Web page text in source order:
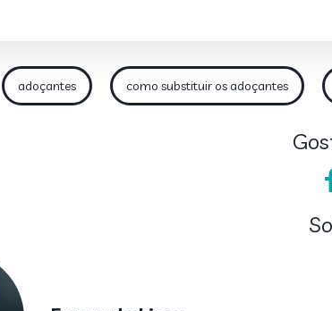
adoçantes como substituir os adoçantes